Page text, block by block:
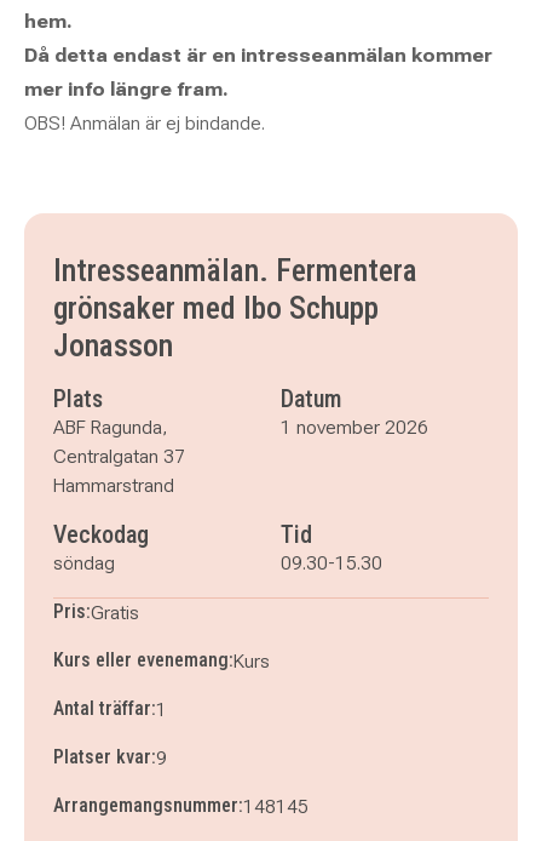
hem.
Då detta endast är en intresseanmälan kommer
mer info längre fram.
OBS! Anmälan är ej bindande.
Intresseanmälan. Fermentera
grönsaker med Ibo Schupp
Jonasson
Plats
ABF Ragunda,
Centralgatan 37
Hammarstrand
Datum
1 november 2026
Veckodag
söndag
Tid
09.30-15.30
Pris:Gratis
Kurs eller evenemang:Kurs
Antal träffar:1
Platser kvar:9
Arrangemangsnummer:148145